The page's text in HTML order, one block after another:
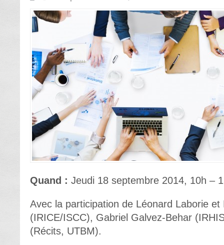
Quand : Jeudi 18 septembre 2014, 10h –
Avec la participation de Léonard Laborie et
(IRICE/ISCC), Gabriel Galvez-Behar
(Récits, UTBM).